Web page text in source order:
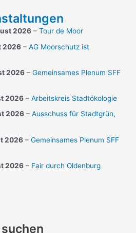
2026 –Tour de Moor
2026 –AG Moorschutz ist
2026 –Gemeinsames Plenum SFF
2026 –Arbeitskreis Stadtökologie
2026 –Ausschuss für Stadtgrün,
2026 –Gemeinsames Plenum SFF
2026 – Fair durch Oldenburg